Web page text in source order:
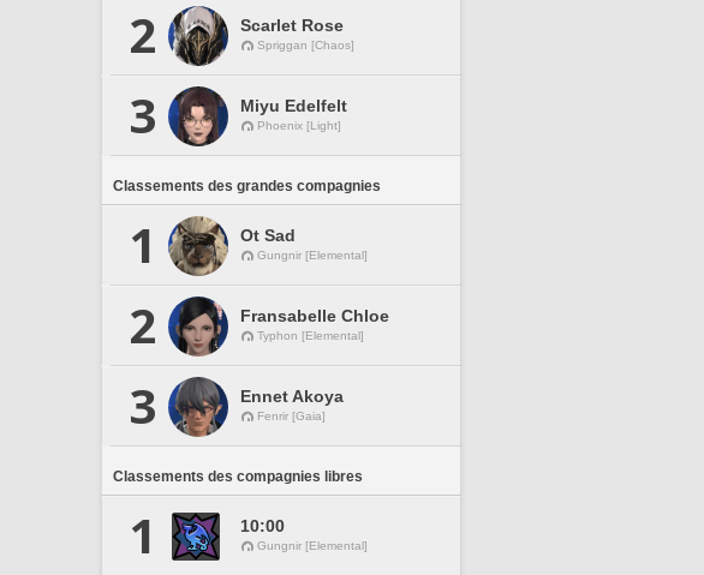
2 Scarlet Rose
Spriggan [Chaos]
3 Miyu Edelfelt
Phoenix [Light]
Classements des grandes compagnies
1 Ot Sad
Gungnir [Elemental]
2 Fransabelle Chloe
Typhon [Elemental]
3 Ennet Akoya
Fenrir [Gaia]
Classements des compagnies libres
1 10:00
Gungnir [Elemental]